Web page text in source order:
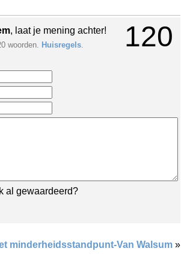
120
, laat je mening achter!
woorden. Huisregels.
al gewaardeerd?
minderheidsstandpunt-Van Walsum »